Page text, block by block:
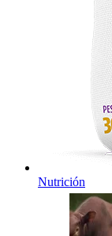
Nutrición